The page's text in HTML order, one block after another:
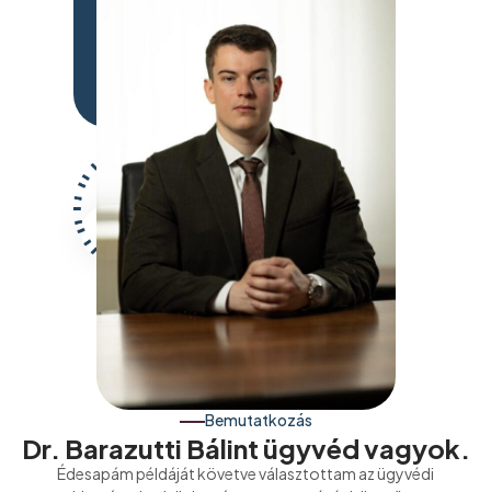
Bemutatkozás
Dr. Barazutti Bálint ügyvéd vagyok.
Édesapám példáját követve választottam az ügyvédi